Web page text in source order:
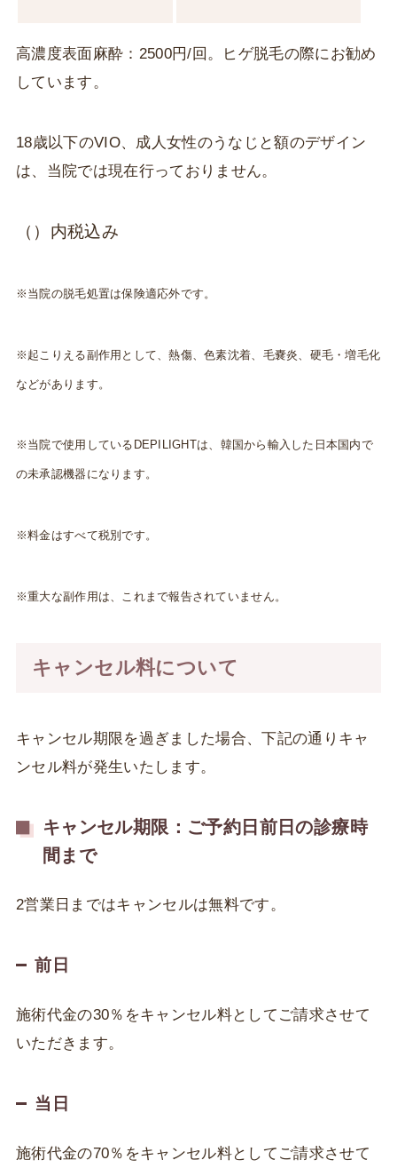
高濃度表面麻酔：2500円/回。ヒゲ脱毛の際にお勧め
しています。
18歳以下のVIO、成人女性のうなじと額のデザイン
は、当院では現在行っておりません。
（）内税込み
※当院の脱毛処置は保険適応外です。
※起こりえる副作用として、熱傷、色素沈着、毛嚢炎、硬毛・増毛化
などがあります。
※当院で使用しているDEPILIGHTは、韓国から輸入した日本国内で
の未承認機器になります。
※料金はすべて税別です。
※重大な副作用は、これまで報告されていません。
キャンセル料について
キャンセル期限を過ぎました場合、下記の通りキャ
ンセル料が発生いたします。
キャンセル期限：ご予約日前日の診療時
間まで
2営業日まではキャンセルは無料です。
前日
施術代金の30％をキャンセル料としてご請求させて
いただきます。
当日
施術代金の70％をキャンセル料としてご請求させて